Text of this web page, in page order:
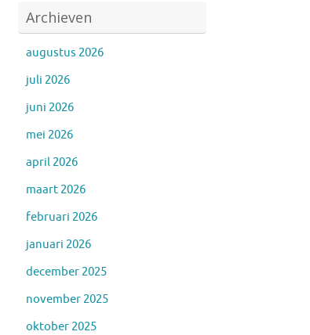
Archieven
augustus 2026
juli 2026
juni 2026
mei 2026
april 2026
maart 2026
februari 2026
januari 2026
december 2025
november 2025
oktober 2025